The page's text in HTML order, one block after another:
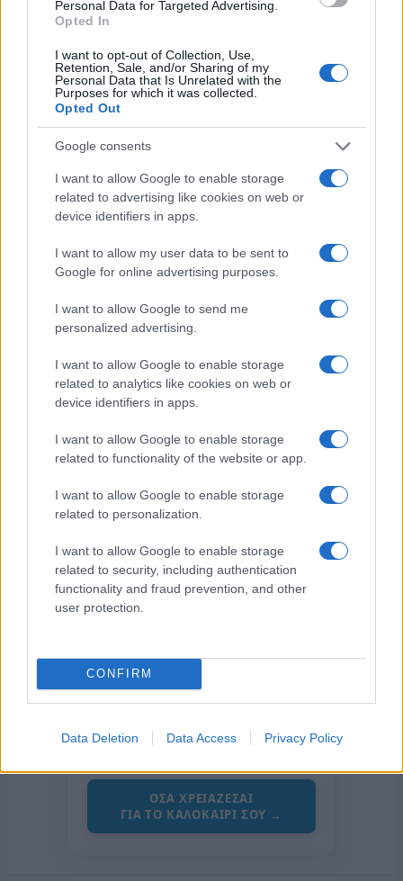
Personal Data for Targeted Advertising.
Opted In
I want to opt-out of Collection, Use,
Retention, Sale, and/or Sharing of my
Personal Data that Is Unrelated with the
Purposes for which it was collected.
Opted Out
Google consents
I want to allow Google to enable storage
related to advertising like cookies on web or
device identifiers in apps.
I want to allow my user data to be sent to
Google for online advertising purposes.
I want to allow Google to send me
personalized advertising.
I want to allow Google to enable storage
related to analytics like cookies on web or
device identifiers in apps.
I want to allow Google to enable storage
related to functionality of the website or app.
I want to allow Google to enable storage
related to personalization.
I want to allow Google to enable storage
related to security, including authentication
functionality and fraud prevention, and other
user protection.
CONFIRM
Data Deletion Data Access Privacy Policy
της Ζωής μας
το ελληνικό καλοκαίρι και ένας
πολιτισμός που μας ενώνει κάθε μέρα.
ΟΣΑ ΧΡΕΙΑΖΕΣΑΙ
ΓΙΑ ΤΟ ΚΑΛΟΚΑΙΡΙ ΣΟΥ →